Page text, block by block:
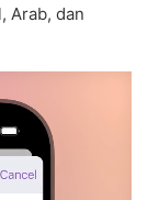
Arab, dan